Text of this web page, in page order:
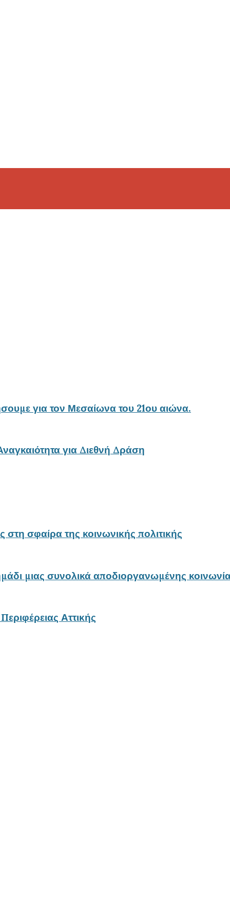
για τον Μεσαίωνα του 21ου αιώνα.
για Διεθνή Δράση
σφαίρα της κοινωνικής πολιτικής
μιας συνολικά αποδιοργανωμένης
Αττικής